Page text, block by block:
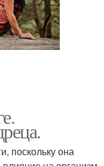
поскольку она